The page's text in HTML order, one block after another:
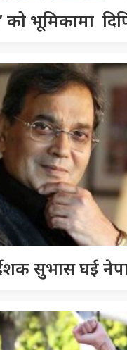
को भूमिकामा
सुभास घई